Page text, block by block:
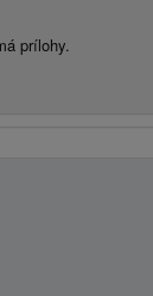
prílohy.